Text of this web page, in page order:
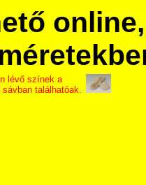
lévő színek a
sávban találhatóak.